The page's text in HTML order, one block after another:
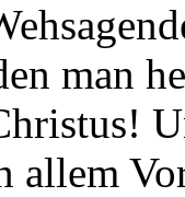
man
allem